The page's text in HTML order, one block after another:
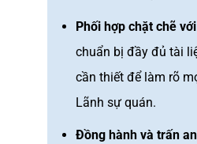
Phối hợp chặt chẽ
chuẩn bị đầy đủ tài
cần thiết để làm rõ
Lãnh sự quán.
Đồng hành và trấn